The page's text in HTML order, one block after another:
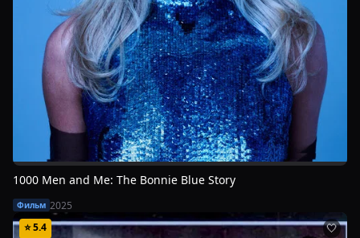
1000 Men and Me: The Bonnie Blue Story
Фильм 2025
⭐5.4 🤍